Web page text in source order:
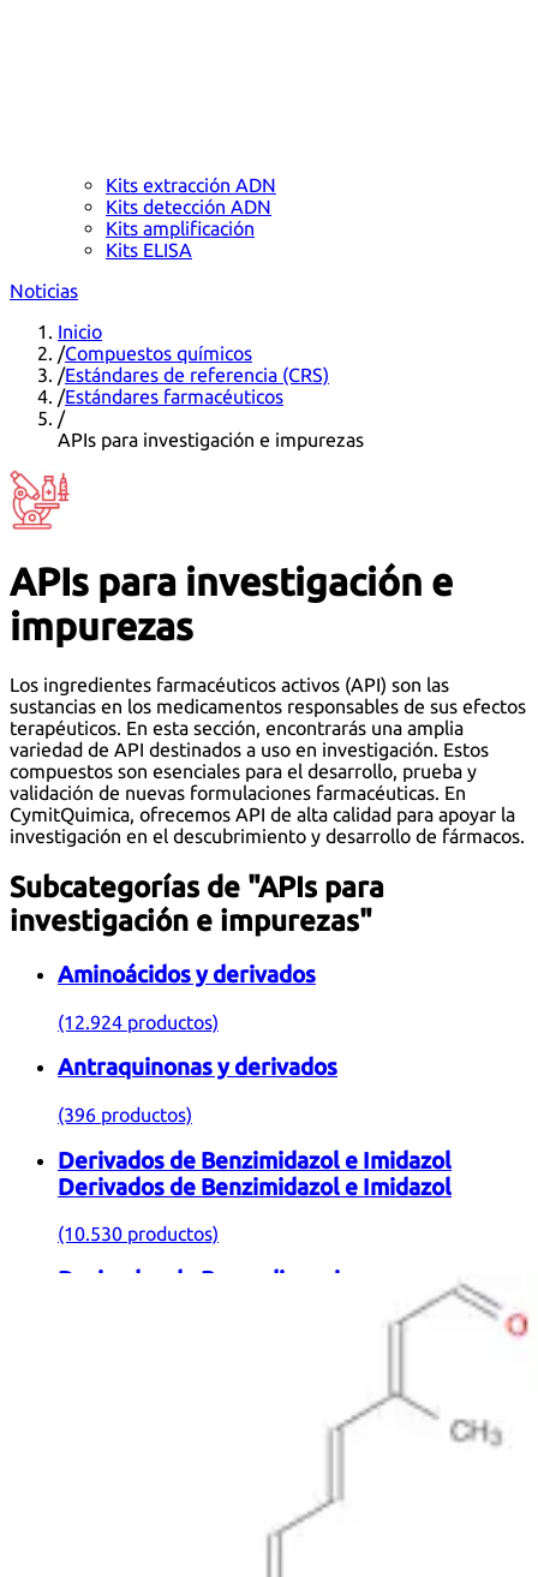
Kits extracción ADN
Kits detección ADN
Kits amplificación
Kits ELISA
Noticias
Inicio
/Compuestos químicos
/Estándares de referencia (CRS)
/Estándares farmacéuticos
/
APIs para investigación e impurezas
APIs para investigación e
impurezas
Los ingredientes farmacéuticos activos (API) son las
sustancias en los medicamentos responsables de sus efectos
terapéuticos. En esta sección, encontrarás una amplia
variedad de API destinados a uso en investigación. Estos
compuestos son esenciales para el desarrollo, prueba y
validación de nuevas formulaciones farmacéuticas. En
CymitQuimica, ofrecemos API de alta calidad para apoyar la
investigación en el descubrimiento y desarrollo de fármacos.
Subcategorías de "APIs para
investigación e impurezas"
Aminoácidos y derivados
(12.924 productos)
Antraquinonas y derivados
(396 productos)
Derivados de Benzimidazol e Imidazol
Derivados de Benzimidazol e Imidazol
(10.530 productos)
Derivados de Benzodiazepinas
Carbohidratos y glucoconjugados
Carbohidratos y glucoconjugados